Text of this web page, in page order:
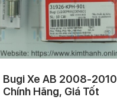
Bugi Xe AB 2008-2010
Chính Hãng, Giá Tốt